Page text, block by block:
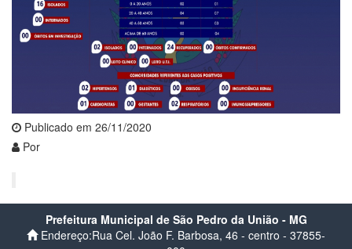
Publicado em 26/11/2020
Por
Prefeitura Municipal de São Pedro da União - MG
Endereço:Rua Cel. João F. Barbosa, 46 - centro - 37855-